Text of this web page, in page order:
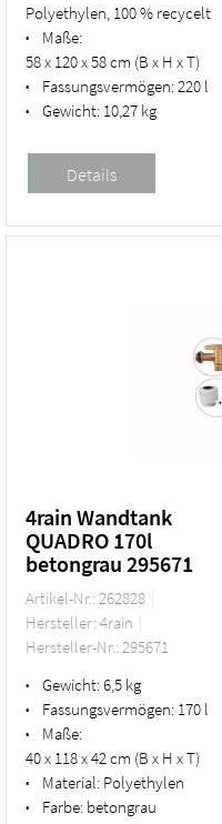
Polyethylen, 100 % recycelt
•
Maße:
58 x 120 x 58 cm (B x H x T)
• Fassungsvermögen:220 l
• Gewicht: 10,27 kg
4rain Wandtank
QUADRO 170l
betongrau 295671
Artikel-Nr.: 262828
Hersteller: 4rain
Hersteller-Nr.: 295671
• Gewicht:6,5 kg
• Fassungsvermögen: 170 l
•
Maße:
40 x 118 x 42 cm (B x H x T)
• Material: Polyethylen
• Farbe: betongrau